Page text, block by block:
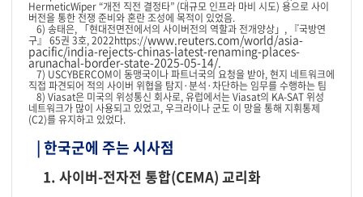
HermeticWiper “개전 직전 결정타” (대규모 인프라 마비 시도) 용으로 사이
버전을 통한 전쟁 준비와 혼란 조성에 목적이 있었음.
6) 송태은, 「현대전면전에서의 사이버전의 역할과 전개양상」, 『국방연
구』 65권 3호, 2022https://www.reuters.com/world/asia-
pacific/india-rejects-chinas-latest-renaming-places-
arunachal-border-state-2025-05-14/.
7) USCYBERCOM이 동맹국이나 파트너국의 요청을 받아, 현지 네트워크에
직접 파견되어 적의 사이버 위협을 탐지·분석·차단하는 임무를 수행하는 팀
8) Viasat은 미국의 위성통신 회사로, 유럽에서는 Viasat의 KA-SAT 위성
네트워크가 많이 사용되고 있었고, 우크라이나 군도 이 망을 통해 지휘통제
(C2)를 유지하고 있었다.
| 한국군에 주는 시사점
1. 사이버-전자전 통합(CEMA) 교리화